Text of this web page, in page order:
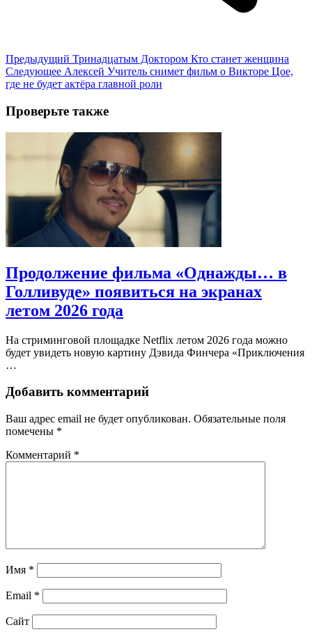
Предыдущий Тринадцатым Доктором Кто станет женщина
Следующее Алексей Учитель снимет фильм о Викторе Цое,
где не будет актёра главной роли
Проверьте также
Продолжение фильма «Однажды… в
Голливуде» появиться на экранах
летом 2026 года
На стриминговой площадке Netflix летом 2026 года можно
будет увидеть новую картину Дэвида Финчера «Приключения
…
Добавить комментарий
Ваш адрес email не будет опубликован. Обязательные поля
помечены *
Комментарий *
Имя *
Email *
Сайт